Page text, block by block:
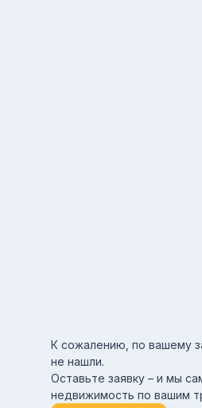
К сожалению, по вашему
не нашли.
Оставьте заявку – и мы
недвижимость по вашим